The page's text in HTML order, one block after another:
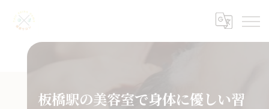
板橋駅の美容室で身体に優しい習